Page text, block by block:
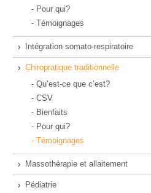
- Pour qui?
- Témoignages
Intégration somato-respiratoire
Chiropratique traditionnelle
- Qu’est-ce que c’est?
- CSV
- Bienfaits
- Pour qui?
- Témoignages
Massothérapie et allaitement
Pédiatrie